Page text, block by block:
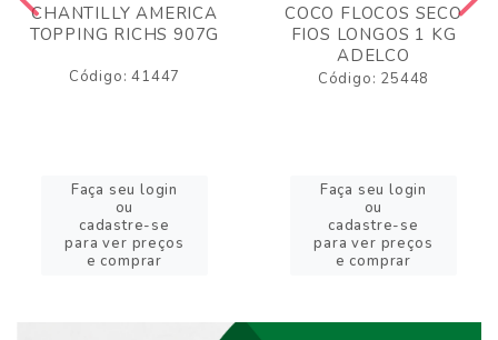
CHANTILLY AMERICA
TOPPING RICHS 907G
Código: 41447
Faça seu login
ou
cadastre-se
para ver preços
e comprar
COCO FLOCOS SECO
FIOS LONGOS 1 KG
ADELCO
Código: 25448
Faça seu login
ou
cadastre-se
para ver preços
e comprar